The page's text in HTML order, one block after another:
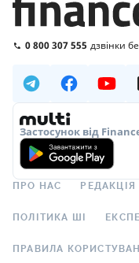
0 800 307 555 дзвінки
Застосунок від
ПРО НАС РЕДАКЦІЯ
ПОЛІТИКА ШІ
ПРАВИЛА